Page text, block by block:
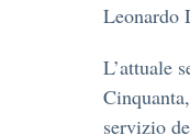
Leonardo
L’attuale
servizio